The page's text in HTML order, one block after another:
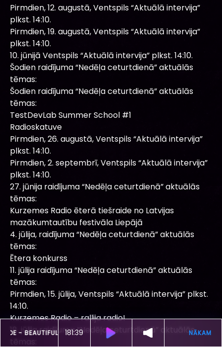
ŠOBRĪD SKANSUEDE - BEAUTIFUL ONES
181:35
Pirmdien, 12. augustā, Ventspils “Aktuālā intervija”
plkst. 14:10.
Pirmdien, 19. augustā, Ventspils “Aktuālā intervija”
plkst. 14:10.
10. jūnijā Ventspils “Aktuālā intervija” plkst. 14:10.
Šodien raidījuma “Nedēļa ceturtdienā” aktuālās
tēmas:
Šodien raidījuma “Nedēļa ceturtdienā” aktuālās
tēmas:
TestDevLab Summer School #1
Radioskatuve
Pirmdien, 26. augustā, Ventspils “Aktuālā intervija”
plkst. 14:10.
Pirmdien, 2. septembrī, Ventspils “Aktuālā intervija”
plkst. 14:10.
27. jūnija raidījuma “Nedēļa ceturtdienā” aktuālās
tēmas:
Kurzemes Radio ēterā tiešraide no Latvijas
mazākumtautību festivāla Liepājā
4. jūlija, raidījuma “Nedēļa ceturtdienā” aktuālās
tēmas:
Ētera konkurss
11. jūlija raidījuma “Nedēļa ceturtdienā” aktuālās
tēmas:
Pirmdien, 15. jūlija, Ventspils “Aktuālā intervija” plkst.
14:10.
Kurzemes Radio – rallija radio!
18. jūlija raidījuma “Nedēļa ceturtdienā” aktuālās
tēmas: